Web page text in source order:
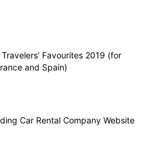
Favourites 2019 (for
and Spain)
Car Rental Company Website